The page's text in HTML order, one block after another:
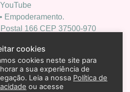
Empoderamento.
166 CEP 37500-970
cookies
cookies neste site para
a sua experiência de
Leia a nossa Política de
ou acesse